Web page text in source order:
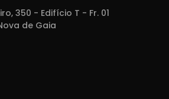
350 - Edifício T - Fr. 01
de Gaia